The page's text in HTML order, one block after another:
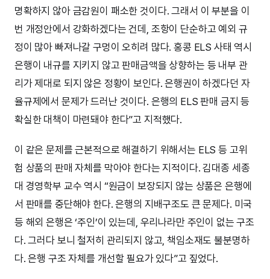
명확하지 않아 금감원이 패소한 것이다. 그래서 이 부분을 이
번 개정안에서 강화하겠다는 건데, 조항이 단순하고 예외 규
정이 많아 빠져나갈 구멍이 오히려 많다. 홍콩 ELS 사태 역시
은행이 내규를 지키지 않고 판매금액을 상향하는 등 내부 관
리가 제대로 되지 않은 정황이 보인다. 은행권이 하겠다던 자
율규제에서 문제가 드러난 것이다. 은행의 ELS 판매 금지 등
확실한 대책이 마련돼야 한다”고 지적했다.
이 같은 문제를 근본적으로 해결하기 위해서는 ELS 등 고위
험 상품의 판매 자체를 막아야 한다는 지적이다. 김대종 세종
대 경영학부 교수 역시 “원금이 보장되지 않는 상품은 은행에
서 판매를 중단해야 한다. 은행의 지배구조도 큰 문제다. 미국
등 해외 은행은 ‘주인’이 있는데, 우리나라만 주인이 없는 구조
다. 그러다 보니 철저히 관리되지 않고, 책임소재도 불분명하
다. 은행 구조 자체를 개선할 필요가 있다”고 짚었다.